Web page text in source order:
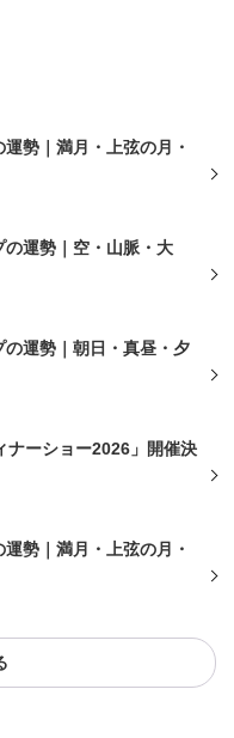
勢｜満月・上弦の月・
運勢｜空・山脈・大
運勢｜朝日・真昼・夕
ナーショー2026」開催決
勢｜満月・上弦の月・